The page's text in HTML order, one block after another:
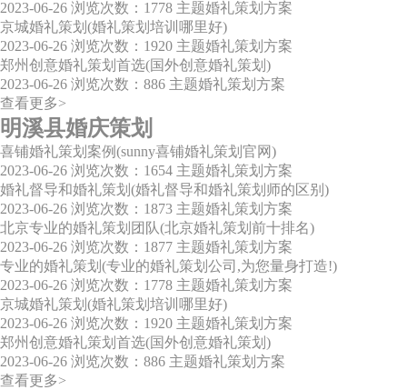
2023-06-26 浏览次数：1778 主题婚礼策划方案
京城婚礼策划(婚礼策划培训哪里好)
2023-06-26 浏览次数：1920 主题婚礼策划方案
郑州创意婚礼策划首选(国外创意婚礼策划)
2023-06-26 浏览次数：886 主题婚礼策划方案
查看更多>
明溪县婚庆策划
喜铺婚礼策划案例(sunny喜铺婚礼策划官网)
2023-06-26 浏览次数：1654 主题婚礼策划方案
婚礼督导和婚礼策划(婚礼督导和婚礼策划师的区别)
2023-06-26 浏览次数：1873 主题婚礼策划方案
北京专业的婚礼策划团队(北京婚礼策划前十排名)
2023-06-26 浏览次数：1877 主题婚礼策划方案
专业的婚礼策划(专业的婚礼策划公司,为您量身打造!)
2023-06-26 浏览次数：1778 主题婚礼策划方案
京城婚礼策划(婚礼策划培训哪里好)
2023-06-26 浏览次数：1920 主题婚礼策划方案
郑州创意婚礼策划首选(国外创意婚礼策划)
2023-06-26 浏览次数：886 主题婚礼策划方案
查看更多>